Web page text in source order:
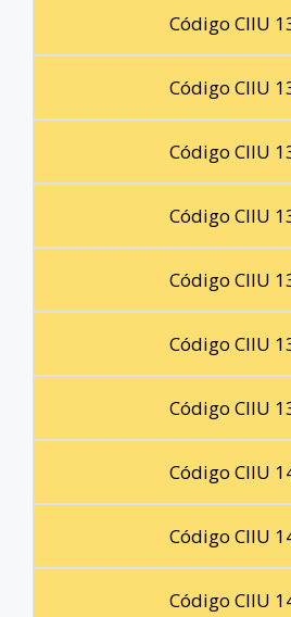
Código CIIU
Código CIIU
Código CIIU
Código CIIU
Código CIIU
Código CIIU
Código CIIU
Código CIIU
Código CIIU
Código CIIU